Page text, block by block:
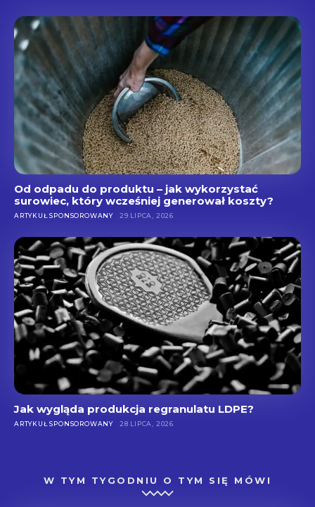
Od odpadu do produktu – jak wykorzystać
surowiec, który wcześniej generował koszty?
ARTYKUŁ SPONSOROWANY 29 LIPCA, 2026
Jak wygląda produkcja regranulatu LDPE?
ARTYKUŁ SPONSOROWANY 28 LIPCA, 2026
W TYM TYGODNIU O TYM SIĘ MÓWI